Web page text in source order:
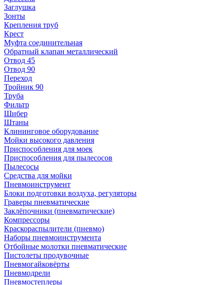
Заглушка
Зонты
Крепления труб
Крест
Муфта соединительная
Обратный клапан металлический
Отвод 45
Отвод 90
Переход
Тройник 90
Труба
Фильтр
Шибер
Штаны
Клининговое оборудование
Мойки высокого давления
Приспособления для моек
Приспособления для пылесосов
Пылесосы
Средства для мойки
Пневмоинструмент
Блоки подготовки воздуха, регуляторы
Граверы пневматические
Заклёпочники (пневматические)
Компрессоры
Краскораспылители (пневмо)
Наборы пневмоинструмента
Отбойные молотки пневматические
Пистолеты продувочные
Пневмогайковёрты
Пневмодрели
Пневмостеплеры